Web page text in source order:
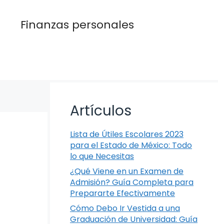
Finanzas personales
Artículos
Lista de Útiles Escolares 2023
para el Estado de México: Todo
lo que Necesitas
¿Qué Viene en un Examen de
Admisión? Guía Completa para
Prepararte Efectivamente
Cómo Debo Ir Vestida a una
Graduación de Universidad: Guía